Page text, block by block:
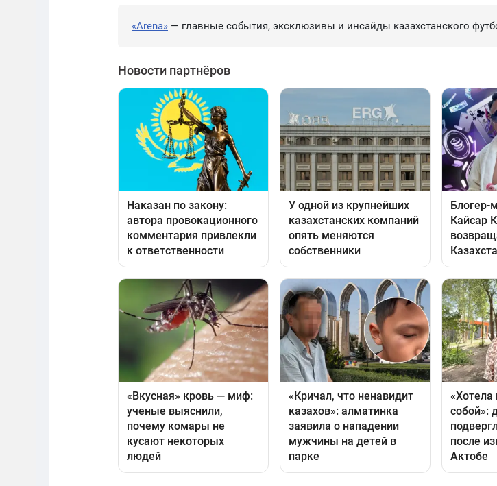
«Arena» — главные события, эксклюзивы и инсайды казахстанского